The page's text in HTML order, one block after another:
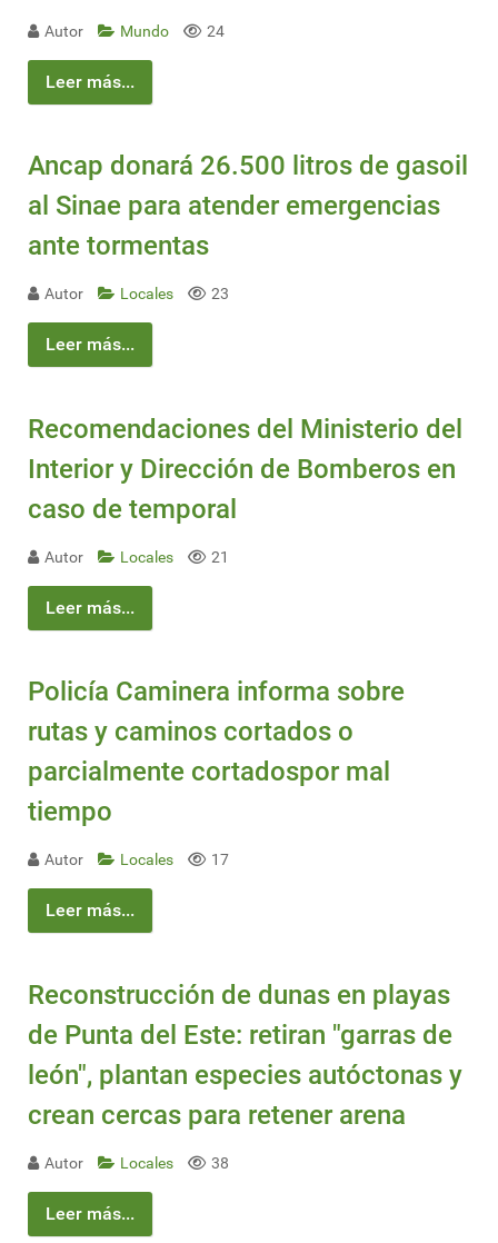
Autor Mundo 24
Leer más...
Ancap donará 26.500 litros de gasoil
al Sinae para atender emergencias
ante tormentas
Autor Locales 23
Leer más...
Recomendaciones del Ministerio del
Interior y Dirección de Bomberos en
caso de temporal
Autor Locales 21
Leer más...
Policía Caminera informa sobre
rutas y caminos cortados o
parcialmente cortadospor mal
tiempo
Autor Locales 17
Leer más...
Reconstrucción de dunas en playas
de Punta del Este: retiran "garras de
león", plantan especies autóctonas y
crean cercas para retener arena
Autor Locales 38
Leer más...